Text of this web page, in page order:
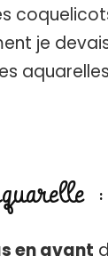
je
:
en avant